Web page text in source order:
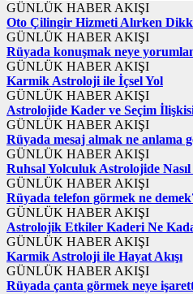
GÜNLÜK HABER AKIŞI
Oto Çilingir Hizmeti Alırken
GÜNLÜK HABER AKIŞI
Rüyada konuşmak neye
GÜNLÜK HABER AKIŞI
Karmik Astroloji ile İçsel Yol
GÜNLÜK HABER AKIŞI
Astrolojide Kader ve Seçim
GÜNLÜK HABER AKIŞI
Rüyada mesaj almak ne anlama
GÜNLÜK HABER AKIŞI
Ruhsal Yolculuk Astrolojide
GÜNLÜK HABER AKIŞI
Rüyada telefon görmek ne
GÜNLÜK HABER AKIŞI
Astrolojik Etkiler Kaderi Ne
GÜNLÜK HABER AKIŞI
Karmik Astroloji ile Hayat Akışı
GÜNLÜK HABER AKIŞI
Rüyada çanta görmek neye